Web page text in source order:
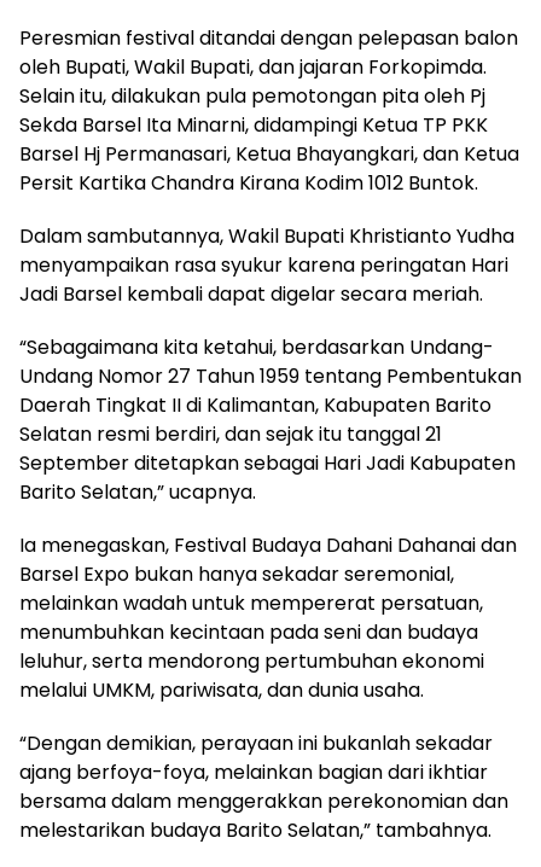
Peresmian festival ditandai dengan pelepasan balon
oleh Bupati, Wakil Bupati, dan jajaran Forkopimda.
Selain itu, dilakukan pula pemotongan pita oleh Pj
Sekda Barsel Ita Minarni, didampingi Ketua TP PKK
Barsel Hj Permanasari, Ketua Bhayangkari, dan Ketua
Persit Kartika Chandra Kirana Kodim 1012 Buntok.
Dalam sambutannya, Wakil Bupati Khristianto Yudha
menyampaikan rasa syukur karena peringatan Hari
Jadi Barsel kembali dapat digelar secara meriah.
“Sebagaimana kita ketahui, berdasarkan Undang-
Undang Nomor 27 Tahun 1959 tentang Pembentukan
Daerah Tingkat II di Kalimantan, Kabupaten Barito
Selatan resmi berdiri, dan sejak itu tanggal 21
September ditetapkan sebagai Hari Jadi Kabupaten
Barito Selatan,” ucapnya.
Ia menegaskan, Festival Budaya Dahani Dahanai dan
Barsel Expo bukan hanya sekadar seremonial,
melainkan wadah untuk mempererat persatuan,
menumbuhkan kecintaan pada seni dan budaya
leluhur, serta mendorong pertumbuhan ekonomi
melalui UMKM, pariwisata, dan dunia usaha.
“Dengan demikian, perayaan ini bukanlah sekadar
ajang berfoya-foya, melainkan bagian dari ikhtiar
bersama dalam menggerakkan perekonomian dan
melestarikan budaya Barito Selatan,” tambahnya.